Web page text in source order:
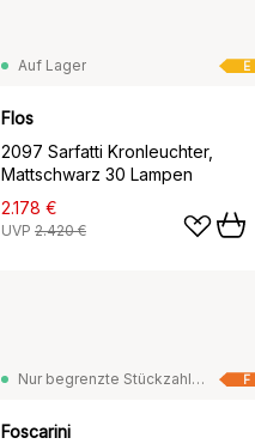
E
Auf Lager
Flos
2097 Sarfatti Kronleuchter,
Mattschwarz 30 Lampen
2.178 €
UVP 2.420 €
F
Nur begrenzte Stückzahl vorrätig
Foscarini